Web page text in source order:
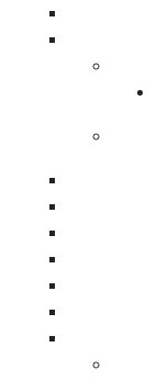
دانستنی‌های
کتاب شعر
انتخاب نوع
کتاب کودک
کتاب
سوت
کتاب
کتاب
کتاب
انتخاب جنس کتاب